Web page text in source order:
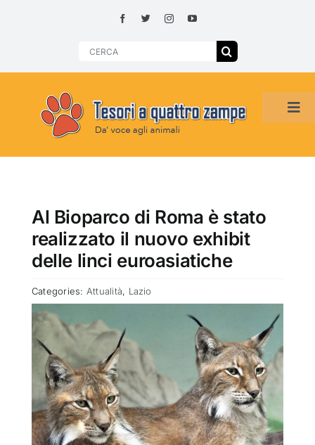
Search
HOME
SMARRITI O DA ADOTTARE
ADOTTATI O RITROVATI
ATTUALITÀ
CHI SIAMO
Al Bioparco di Roma è stato
realizzato il nuovo exhibit
delle linci euroasiatiche
Categories: Attualità, Lazio